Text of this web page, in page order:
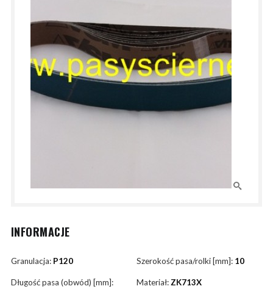
INFORMACJE
Granulacja: P120 Szerokość pasa/rolki [mm]: 10
Długość pasa (obwód) [mm]:
Materiał: ZK713X